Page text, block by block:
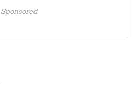
Sponsored